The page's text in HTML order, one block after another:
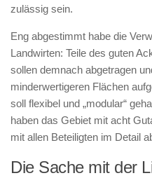
zulässig sein.
Eng abgestimmt habe die
Landwirten: Teile des guten
sollen demnach abgetragen
minderwertigeren Flächen
soll flexibel und „modular“
haben das Gebiet mit acht
mit allen Beteiligten im Detail
Die Sache mit der